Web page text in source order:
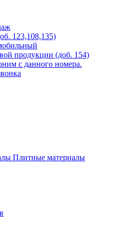
123,108,135)
продукции (доб. 154)
с данного номера.
Плитные материалы